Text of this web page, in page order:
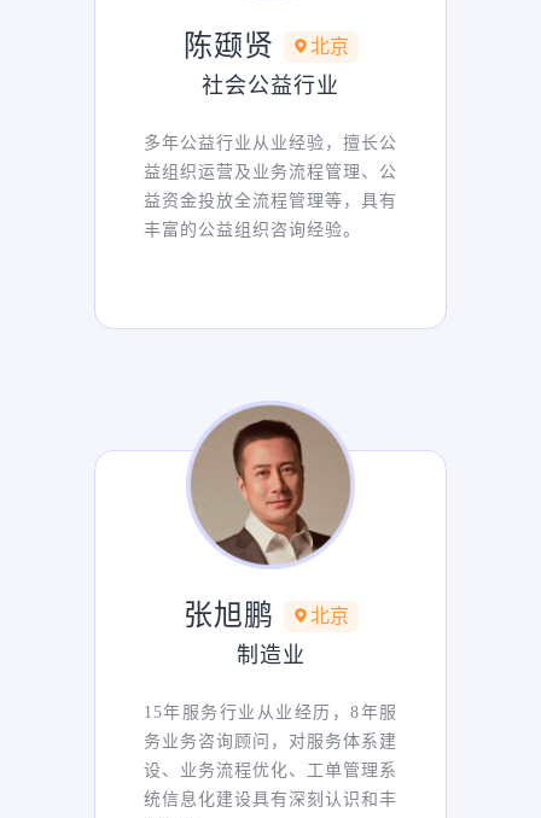
陈颋贤 北京
社会公益行业
多年公益行业从业经验，擅长公
益组织运营及业务流程管理、公
益资金投放全流程管理等，具有
丰富的公益组织咨询经验。
张旭鹏 北京
制造业
15年服务行业从业经历，8年服
务业务咨询顾问，对服务体系建
设、业务流程优化、工单管理系
统信息化建设具有深刻认识和丰